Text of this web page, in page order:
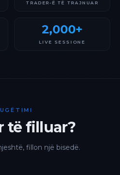
TRADER-Ë TË TRAJNUAR
2,000+
LIVE SESSIONE
të filluar?
fillon një bisedë.